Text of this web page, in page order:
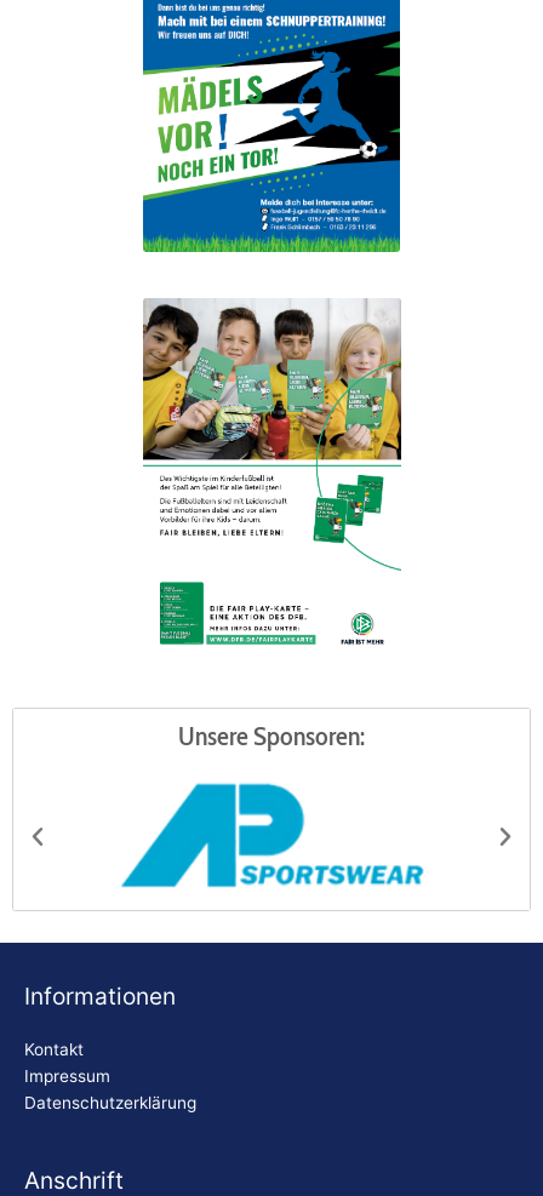
Unsere Sponsoren:
AP Sportswear
Informationen
Kontakt
Impressum
Datenschutzerklärung
Anschrift